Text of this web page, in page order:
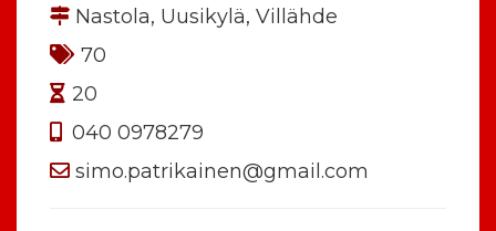
Nastola, Uusikylä, Villähde
70
20
040 0978279
simo.patrikainen@gmail.com